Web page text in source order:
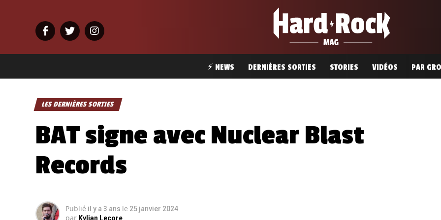
⚡ NEWS DERNIÈRES SORTIES STORIES VIDÉOS PAR
LES DERNIÈRES SORTIES
BAT signe avec Nuclear Blast
Records
Publié il y a 3 ans le 25 janvier 2024
par Kylian Lecore